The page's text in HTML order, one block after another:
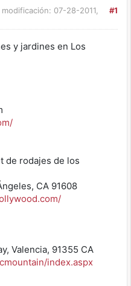
#1
07-28-2011,
y jardines en Los
de rodajes de los
CA 91608
Valencia, 91355 CA
index.aspx